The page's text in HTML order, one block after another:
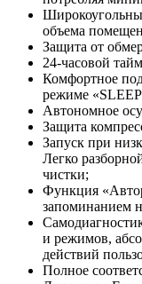
объема
Защита oт
24-часовой
Комфортное
режиме
Автономное
Защита
Запуск при
Легко
чистки;
Функция
запоминанием
и режимов,
действий
Полное